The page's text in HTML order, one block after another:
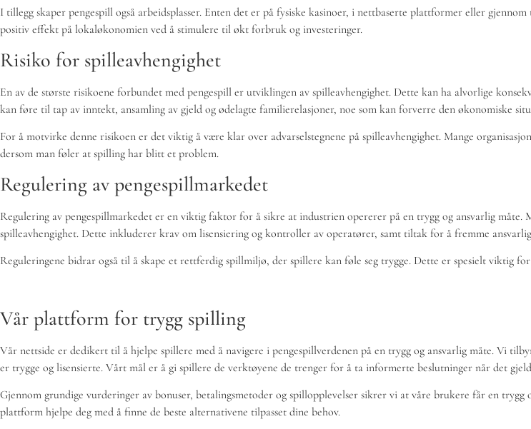
I tillegg skaper pengespill også arbeidsplasser. Enten det er på fysiske kasinoer, i nettbaserte plattformer eller
positiv effekt på lokaløkonomien ved å stimulere til økt forbruk og investeringer.
Risiko for spilleavhengighet
En av de største risikoene forbundet med pengespill er utviklingen av spilleavhengighet. Dette kan ha alvorlige
kan føre til tap av inntekt, ansamling av gjeld og ødelagte familierelasjoner, noe som kan forverre den økonomiske
For å motvirke denne risikoen er det viktig å være klar over advarselstegnene på spilleavhengighet. Mange
dersom man føler at spilling har blitt et problem.
Regulering av pengespillmarkedet
Regulering av pengespillmarkedet er en viktig faktor for å sikre at industrien opererer på en trygg og ansvarlig
spilleavhengighet. Dette inkluderer krav om lisensiering og kontroller av operatører, samt tiltak for å fremme
Reguleringene bidrar også til å skape et rettferdig spillmiljø, der spillere kan føle seg trygge. Dette er spesielt
Vår plattform for trygg spilling
Vår nettside er dedikert til å hjelpe spillere med å navigere i pengespillverdenen på en trygg og ansvarlig måte. Vi
er trygge og lisensierte. Vårt mål er å gi spillere de verktøyene de trenger for å ta informerte beslutninger når det
Gjennom grundige vurderinger av bonuser, betalingsmetoder og spillopplevelser sikrer vi at våre brukere får en
plattform hjelpe deg med å finne de beste alternativene tilpasset dine behov.